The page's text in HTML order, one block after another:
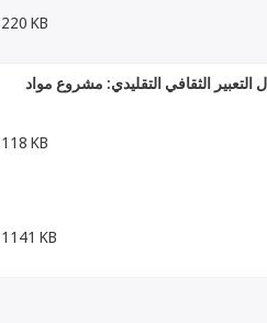
220 KB
التعبير الثقافي التقليدي: مشروع مواد
118 KB
1141 KB